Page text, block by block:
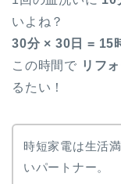
いよね？
30分 × 30日 = 15
この時間で リフ
るたい！
時短家電は生活
いパートナー。